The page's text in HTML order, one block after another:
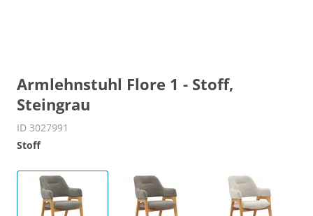
Armlehnstuhl Flore 1 - Stoff,
Steingrau
ID 3027991
Stoff